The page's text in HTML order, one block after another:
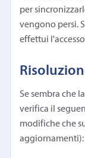
per
vengono persi.
effettui
Se sembra che
verifica il
modifiche che
aggiornamenti):